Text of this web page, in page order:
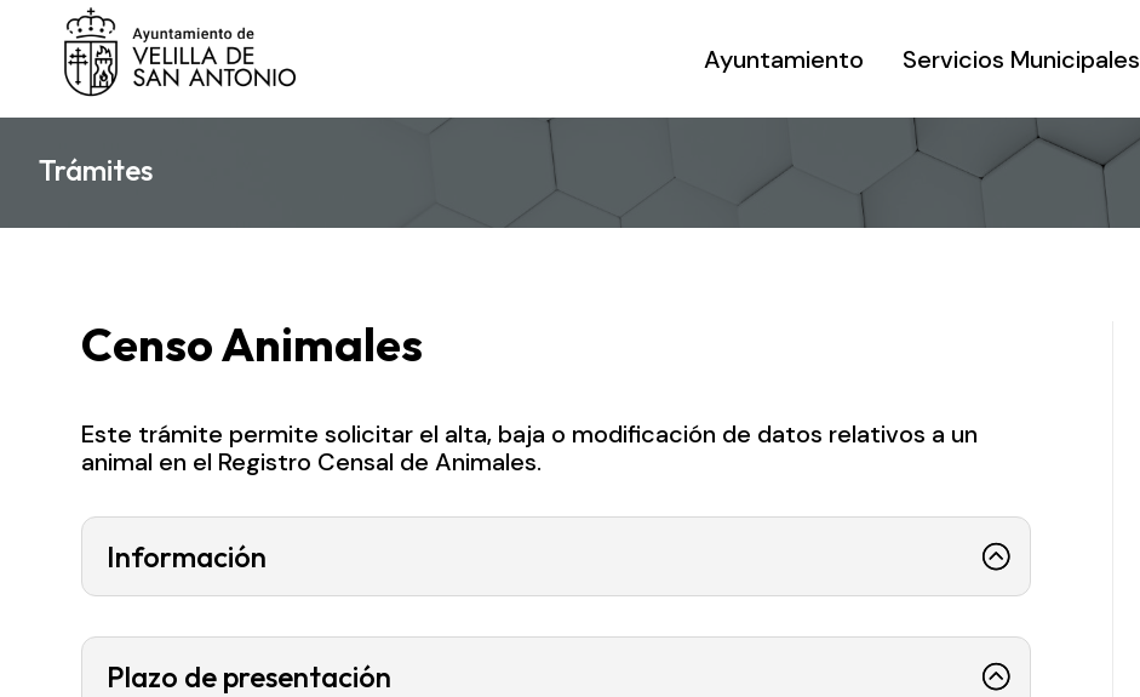
Ayuntamiento Servicios Municipales
Trámites
Censo Animales
Este trámite permite solicitar el alta, baja o modificación de datos relativos a un
animal en el Registro Censal de Animales.
Información
Plazo de presentación